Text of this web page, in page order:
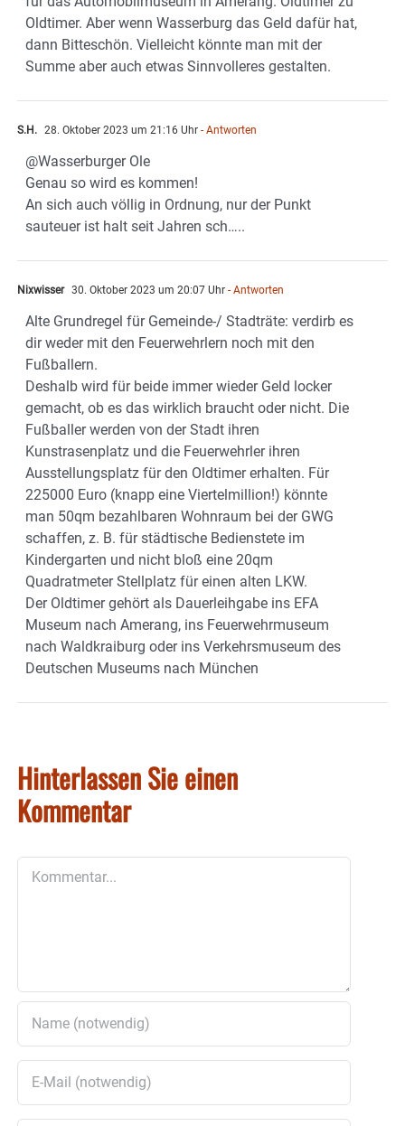
Oldtimer. Aber wenn Wasserburg das Geld dafür hat,
dann Bitteschön. Vielleicht könnte man mit der
Summe aber auch etwas Sinnvolleres gestalten.
S.H. 28. Oktober 2023 um 21:16 Uhr - Antworten
@Wasserburger Ole
Genau so wird es kommen!
An sich auch völlig in Ordnung, nur der Punkt
sauteuer ist halt seit Jahren sch…..
Nixwisser 30. Oktober 2023 um 20:07 Uhr - Antworten
Alte Grundregel für Gemeinde-/ Stadträte: verdirb es
dir weder mit den Feuerwehrlern noch mit den
Fußballern.
Deshalb wird für beide immer wieder Geld locker
gemacht, ob es das wirklich braucht oder nicht. Die
Fußballer werden von der Stadt ihren
Kunstrasenplatz und die Feuerwehrler ihren
Ausstellungsplatz für den Oldtimer erhalten. Für
225000 Euro (knapp eine Viertelmillion!) könnte
man 50qm bezahlbaren Wohnraum bei der GWG
schaffen, z. B. für städtische Bedienstete im
Kindergarten und nicht bloß eine 20qm
Quadratmeter Stellplatz für einen alten LKW.
Der Oldtimer gehört als Dauerleihgabe ins EFA
Museum nach Amerang, ins Feuerwehrmuseum
nach Waldkraiburg oder ins Verkehrsmuseum des
Deutschen Museums nach München
Hinterlassen Sie einen
Kommentar